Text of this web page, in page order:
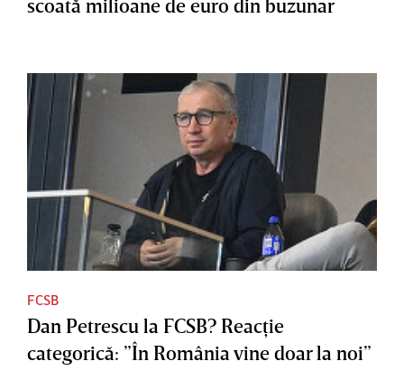
FCSB
Dan Petrescu la FCSB? Reacţie
categorică: ”În România vine doar la noi”